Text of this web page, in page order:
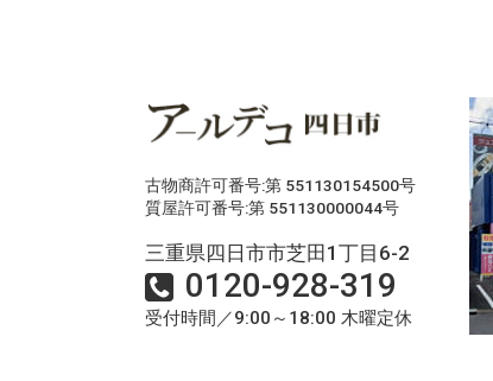
古物商許可番号:第 551130154500号
質屋許可番号:第 551130000044号
三重県四日市市芝田1丁目6-2
0120-928-319
受付時間／9:00～18:00 木曜定休